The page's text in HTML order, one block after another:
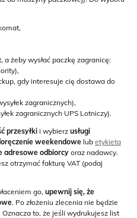
a żeby wysłać paczkę zagranicę:
gdy interesuje cię dostawa do
zagranicznych),
zagranicznych UPS Lotniczy).
przesyłkii wybierz usługi
weekendowe lub etykieta
adresowe odbiorcyoraz nadawcy.
otrzymać fakturę VAT (podaj
go, upewnij się, że
. Po złożeniu zlecenia nie będzie
to, że jeśli wydrukujesz list